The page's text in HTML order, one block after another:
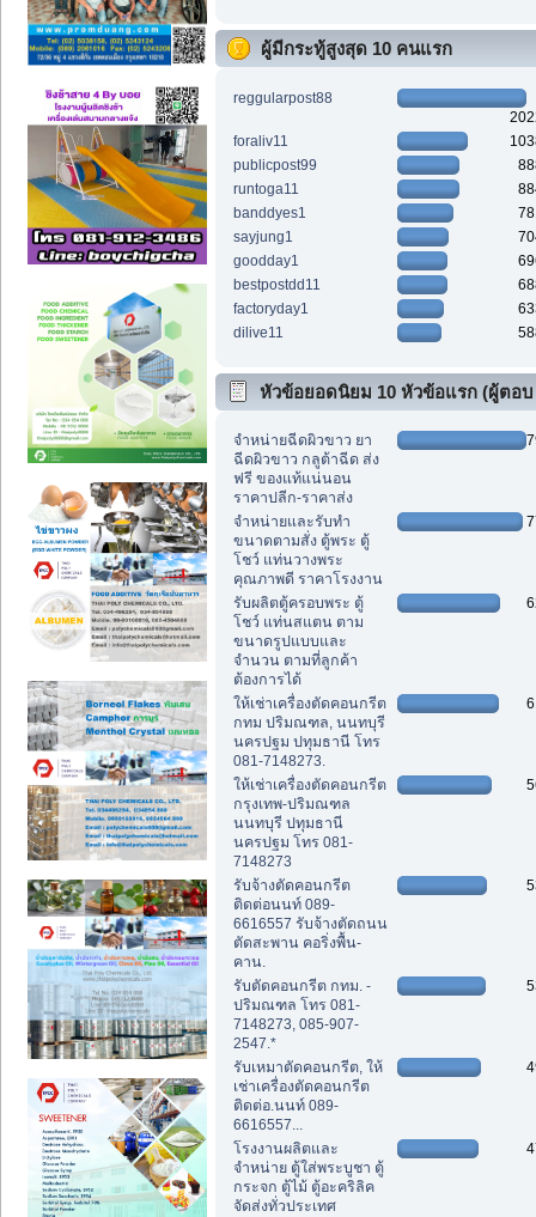
ผู้มีกระทู้สูงสุด 10 คนแรก
reggularpost88
foraliv11
publicpost99
runtoga11
banddyes1
sayjung1
goodday1
bestpostdd11
factoryday1
dilive11
หัวข้อยอดนิยม 10 หัวข้อแรก (ผู้ตอบ
สูงสุด)
จำหน่ายฉีดผิวขาว ยา
ฉีดผิวขาว กลูต้าฉีด ส่ง
ฟรี ของแท้แน่นอน
ราคาปลีก-ราคาส่ง
จำหน่ายและรับทำ
ขนาดตามสั่ง ตู้พระ ตู้
โชว์ แท่นวางพระ
คุณภาพดี ราคาโรงงาน
รับผลิตตู้ครอบพระ ตู้
โชว์ แท่นสแตน ตาม
ขนาดรูปแบบและ
จำนวน ตามที่ลูกค้า
ต้องการได้
ให้เช่าเครื่องตัดคอนกรีต
กทม ปริมณฑล, นนทบุรี
นครปฐม ปทุมธานี โทร
081-7148273.
ให้เช่าเครื่องตัดคอนกรีต
กรุงเทพ-ปริมณฑล
นนทบุรี ปทุมธานี
นครปฐม โทร 081-
7148273
รับจ้างตัดคอนกรีต
ติดต่อนนท์ 089-
6616557 รับจ้างตัดถนน
ตัดสะพาน คอริ่งพื้น-
คาน.
รับตัดคอนกรีต กทม. -
ปริมณฑล โทร 081-
7148273, 085-907-
2547.*
รับเหมาตัดคอนกรีต, ให้
เช่าเครื่องตัดคอนกรีต
ติดต่อ.นนท์ 089-
6616557...
โรงงานผลิตและ
จำหน่าย ตู้ใส่พระบูชา ตู้
กระจก ตู้ไม้ ตู้อะคริลิค
จัดส่งทั่วประเทศ